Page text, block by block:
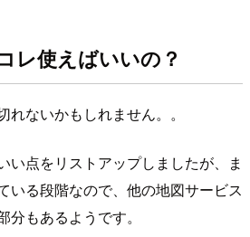
レ使えばいいの？
ないかもしれません。。
い点をリストアップしましたが、ま
いる段階なので、他の地図サービス
もあるようです。